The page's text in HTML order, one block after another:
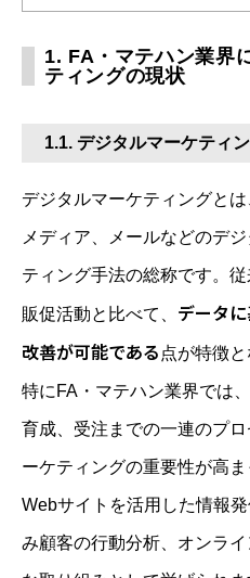
1. FA・マテハン業界
ティングの現状
1.1. デジタルマーケティ
デジタルマーケティングと
メディア、メールなどのデ
ティング手法の総称です。
販促活動と比べて、 データ
改善が可能である 点が特徴と
特にFA・マテハン業界では
育成、受注までの一連のプ
ーケティングの重要性が高
Webサイトを活用した情報
み顧客の行動分析、オンラ